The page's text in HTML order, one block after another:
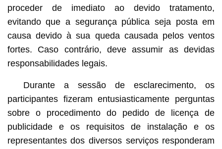
proceder de imediato ao devido tratamento,
evitando que a segurança pública seja posta em
causa devido à sua queda causada pelos ventos
fortes. Caso contrário, deve assumir as devidas
responsabilidades legais.
Durante a sessão de esclarecimento, os
participantes fizeram entusiasticamente perguntas
sobre o procedimento do pedido de licença de
publicidade e os requisitos de instalação e os
representantes dos diversos serviços responderam